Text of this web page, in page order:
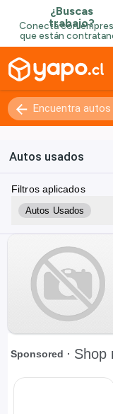
Autos usados
Filtros aplicados
Autos Usados